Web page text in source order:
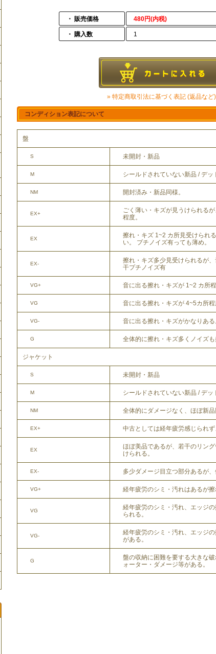
・ 販売価格 480円(内税)
・ 購入数 1
» 特定商取引法に基づく表記 (返品など)
コンディション表記について
盤
S 未開封・新品
M シールドされていない新品 / デッ
NM 開封済み・新品同様。
EX+
ごく薄い・キズが見うけられる
程度。
EX
擦れ・キズ 1~2 カ所見受けられ
い。 プチノイズ有っても薄め。
EX-
擦れ・キズ多少見受けられるが
干プチノイズ有
VG+ 音に出る擦れ・キズが 1~2 カ所程
VG 音に出る擦れ・キズが 4~5カ所程
VG- 音に出る擦れ・キズがかなりある
G 全体的に擦れ・キズ多くノイズも
ジャケット
S 未開封・新品
M シールドされていない新品 / デッ
NM 全体的にダメージなく、ほぼ新品
EX+ 中古としては経年疲労感じられず
EX
ほぼ美品であるが、若干のリン
けられる。
EX- 多少ダメージ目立つ部分あるが、
VG+ 経年疲労のシミ・汚れはあるが擦
VG
経年疲労のシミ・汚れ、エッジ
られる。
VG-
経年疲労のシミ・汚れ、エッジ
がある。
G
盤の収納に困難を要する大きな
ォーター・ダメージ等がある。